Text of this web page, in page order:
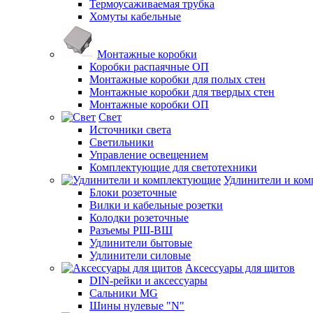
Термоусаживаемая трубка
Хомуты кабельные
Монтажные коробки
Коробки распаячные ОП
Монтажные коробки для полых стен
Монтажные коробки для твердых стен
Монтажные коробки ОП
Свет
Источники света
Светильники
Управление освещением
Комплектующие для светотехники
Удлинители и
Блоки розеточные
Вилки и кабельные розетки
Колодки розеточные
Разъемы РШ-ВШ
Удлинители бытовые
Удлинители силовые
Аксессуары для щитов
DIN-рейки и аксессуары
Сальники MG
Шины нулевые "N"